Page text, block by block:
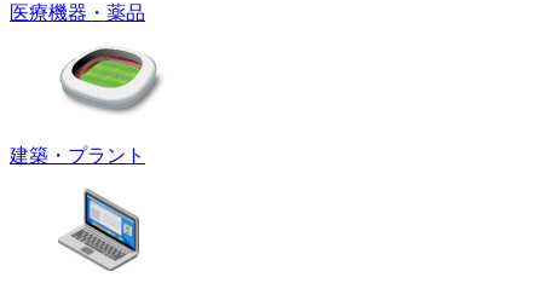
医療機器・薬品
建築・プラント